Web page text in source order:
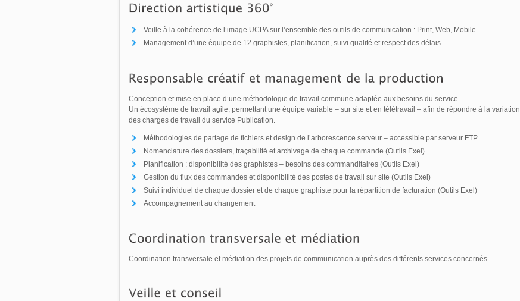
Veille à la cohérence de l’image UCPA sur l’ensemble des outils de communication : Print, Web, Mobile.
Management d’une équipe de 12 graphistes, planification, suivi qualité et respect des délais.
Conception et mise en place d’une méthodologie de travail commune adaptée aux besoins du service
Un écosystème de travail agile, permettant une équipe variable – sur site et en télétravail – afin de répondre à la variation
des charges de travail du service Publication.
Méthodologies de partage de fichiers et design de l’arborescence serveur – accessible par serveur FTP
Nomenclature des dossiers, traçabilité et archivage de chaque commande (Outils Exel)
Planification : disponibilité des graphistes – besoins des commanditaires (Outils Exel)
Gestion du flux des commandes et disponibilité des postes de travail sur site (Outils Exel)
Suivi individuel de chaque dossier et de chaque graphiste pour la répartition de facturation (Outils Exel)
Accompagnement au changement
Coordination transversale et médiation des projets de communication auprès des différents services concernés